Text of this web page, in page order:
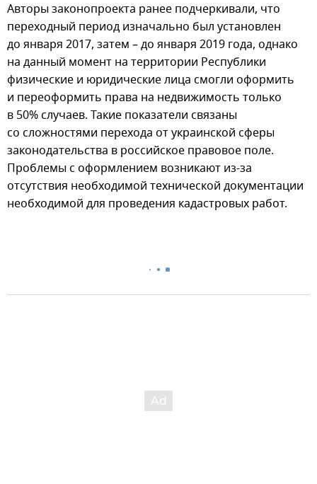
Авторы законопроекта ранее подчеркивали, что
переходный период изначально был установлен
до января 2017, затем – до января 2019 года, однако
на данный момент на территории Республики
физические и юридические лица смогли оформить
и переоформить права на недвижимость только
в 50% случаев. Такие показатели связаны
со сложностями перехода от украинской сферы
законодательства в российское правовое поле.
Проблемы с оформлением возникают из-за
отсутствия необходимой технической документации
необходимой для проведения кадастровых работ.